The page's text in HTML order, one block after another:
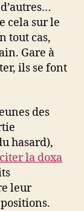
cela sur le
tout cas,
Gare à
ils se font
des
hasard),
la doxa
leur